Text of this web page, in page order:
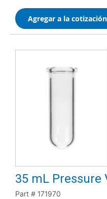
Agregar a la cotización
35 mL Pressure
Part # 171970